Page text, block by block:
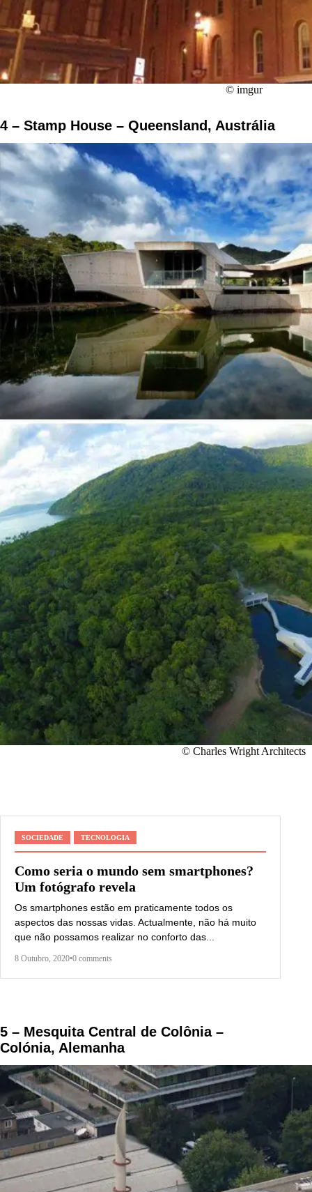
© imgur
4 – Stamp House – Queensland, Austrália
© Charles Wright Architects
SOCIEDADE TECNOLOGIA
Como seria o mundo sem smartphones?
Um fotógrafo revela
Os smartphones estão em praticamente todos os
aspectos das nossas vidas. Actualmente, não há muito
que não possamos realizar no conforto das...
8 Outubro, 2020•0 comments
5 – Mesquita Central de Colônia –
Colónia, Alemanha